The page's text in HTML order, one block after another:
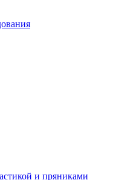
и пряниками